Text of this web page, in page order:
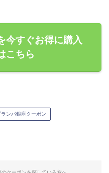
今すぐお得に購入
こちら
ンパ銀座クーポン